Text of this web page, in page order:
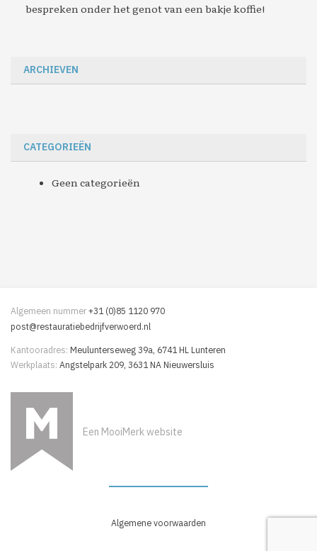
bespreken onder het genot van een bakje koffie!
ARCHIEVEN
CATEGORIEËN
Geen categorieën
Algemeen nummer+31 (0)85 1120 970
post@restauratiebedrijfverwoerd.nl
Kantooradres: Meulunterseweg 39a, 6741 HL Lunteren
Werkplaats: Angstelpark 209, 3631 NA Nieuwersluis
Een MooiMerk website
Algemene voorwaarden